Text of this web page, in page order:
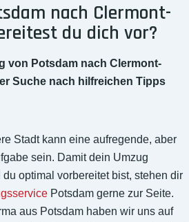
nach Clermont-
du dich vor?
von Potsdam nach Clermont-
Suche nach hilfreichen Tipps
Stadt kann eine aufregende, aber
sein. Damit dein Umzug
optimal vorbereitet bist, stehen dir
Potsdam gerne zur Seite.
aus Potsdam haben wir uns auf